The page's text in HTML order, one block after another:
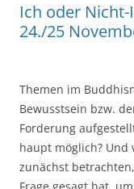
Ich oder Nicht-
24./25
Themen im
Bewusstsein bzw.
Forderung
haupt mög­lich? Und
zu­nächst